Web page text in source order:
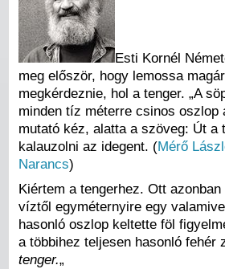
Esti Kornél
meg először, hogy lemossa
megkérdeznie, hol a tenger. „A
minden tíz méterre csinos oszlop
mutató kéz, alatta a szöveg: Út a
kalauzolni az idegent. (Mérő
Narancs)
Kiértem a tengerhez. Ott
víztől egyméternyire egy
hasonló oszlop keltette föl
a többihez teljesen hasonló
tenger.„